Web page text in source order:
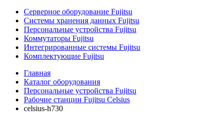
Серверное оборудование Fujitsu
Системы хранения данных Fujitsu
Персональные устройства Fujitsu
Коммутаторы Fujitsu
Интегрированные системы Fujitsu
Комплектующие Fujitsu
Главная
Каталог оборудования
Персональные устройства Fujitsu
Рабочие станции Fujitsu Celsius
celsius-h730